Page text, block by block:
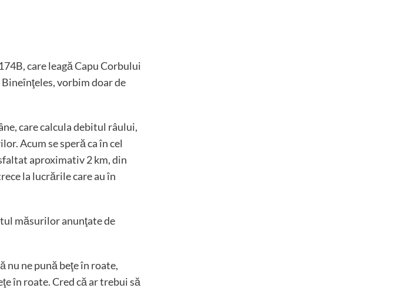
care leagă Capu Corbului
vorbim doar de
care calcula debitul râului,
Acum se speră ca în cel
aproximativ 2 km, din
la lucrările care au în
măsurilor anunţate de
nu ne pună beţe în roate,
în roate. Cred că ar trebui să